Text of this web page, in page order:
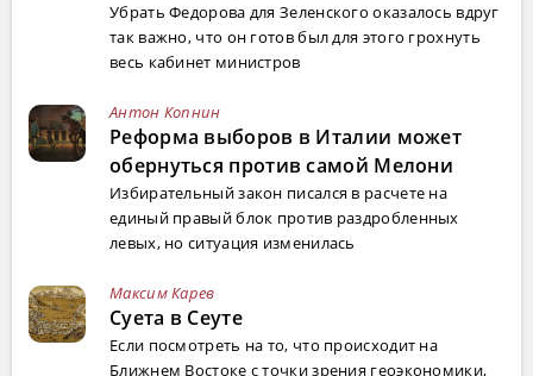
Убрать Федорова для Зеленского оказалось вдруг
так важно, что он готов был для этого грохнуть
весь кабинет министров
Антон Копнин
Реформа выборов в Италии может
обернуться против самой Мелони
Избирательный закон писался в расчете на
единый правый блок против раздробленных
левых, но ситуация изменилась
Максим Карев
Суета в Сеуте
Если посмотреть на то, что происходит на
Ближнем Востоке с точки зрения геоэкономики,